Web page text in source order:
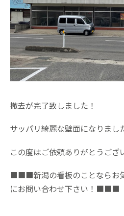
撤去が完了致しました！
サッパリ綺麗な壁面になりまし
この度はご依頼ありがとうござ
■■■新潟の看板のことならお
にお問い合わせ下さい！■■■